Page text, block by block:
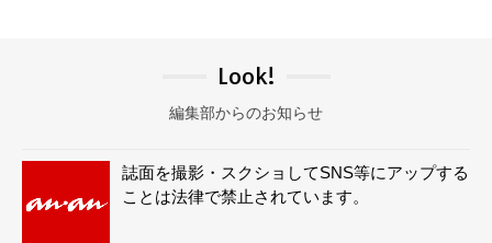
Look!
編集部からのお知らせ
誌面を撮影・スクショしてSNS等にアップする
ことは法律で禁止されています。